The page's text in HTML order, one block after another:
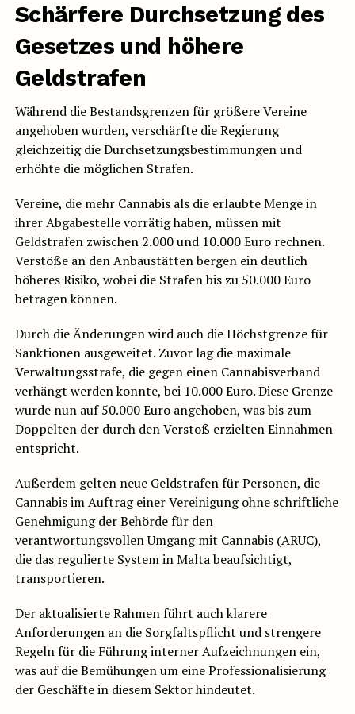
Schärfere Durchsetzung des
Gesetzes und höhere
Geldstrafen
Während die Bestandsgrenzen für größere Vereine
angehoben wurden, verschärfte die Regierung
gleichzeitig die Durchsetzungsbestimmungen und
erhöhte die möglichen Strafen.
Vereine, die mehr Cannabis als die erlaubte Menge in
ihrer Abgabestelle vorrätig haben, müssen mit
Geldstrafen zwischen 2.000 und 10.000 Euro rechnen.
Verstöße an den Anbaustätten bergen ein deutlich
höheres Risiko, wobei die Strafen bis zu 50.000 Euro
betragen können.
Durch die Änderungen wird auch die Höchstgrenze für
Sanktionen ausgeweitet. Zuvor lag die maximale
Verwaltungsstrafe, die gegen einen Cannabisverband
verhängt werden konnte, bei 10.000 Euro. Diese Grenze
wurde nun auf 50.000 Euro angehoben, was bis zum
Doppelten der durch den Verstoß erzielten Einnahmen
entspricht.
Außerdem gelten neue Geldstrafen für Personen, die
Cannabis im Auftrag einer Vereinigung ohne schriftliche
Genehmigung der Behörde für den
verantwortungsvollen Umgang mit Cannabis (ARUC),
die das regulierte System in Malta beaufsichtigt,
transportieren.
Der aktualisierte Rahmen führt auch klarere
Anforderungen an die Sorgfaltspflicht und strengere
Regeln für die Führung interner Aufzeichnungen ein,
was auf die Bemühungen um eine Professionalisierung
der Geschäfte in diesem Sektor hindeutet.